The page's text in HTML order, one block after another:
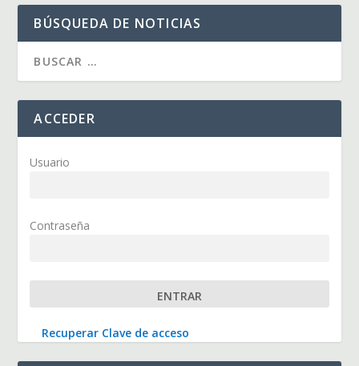
BÚSQUEDA DE NOTICIAS
ACCEDER
Usuario
Contraseña
Recuperar Clave de acceso